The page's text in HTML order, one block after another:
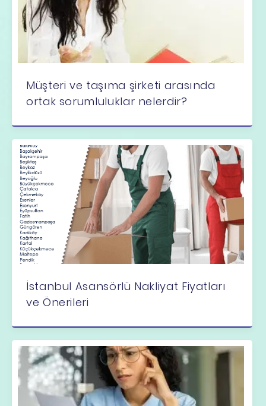
Müşteri ve taşıma şirketi arasında
ortak sorumluluklar nelerdir?
İstanbul Asansörlü Nakliyat Fiyatları
ve Önerileri